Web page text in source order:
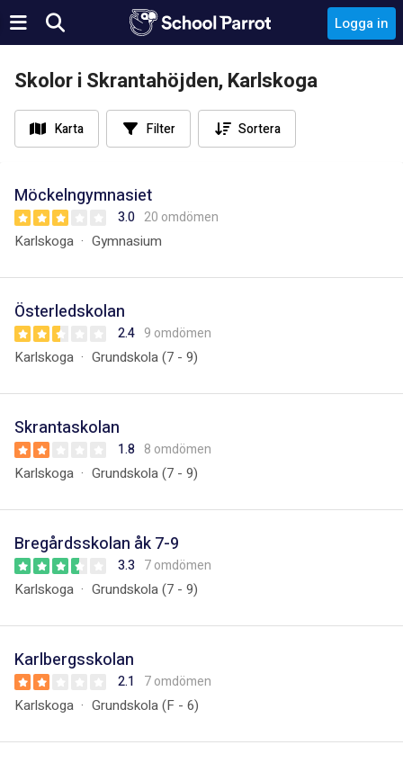
Logga in
Skolor i Skrantahöjden, Karlskoga
Karta Filter Sortera
Möckelngymnasiet
3.0 20 omdömen
Karlskoga Gymnasium
Österledskolan
2.4 9 omdömen
Karlskoga Grundskola (7 - 9)
Skrantaskolan
1.8 8 omdömen
Karlskoga Grundskola (7 - 9)
Bregårdsskolan åk 7-9
3.3 7 omdömen
Karlskoga Grundskola (7 - 9)
Karlbergsskolan
2.1 7 omdömen
Karlskoga Grundskola (F - 6)